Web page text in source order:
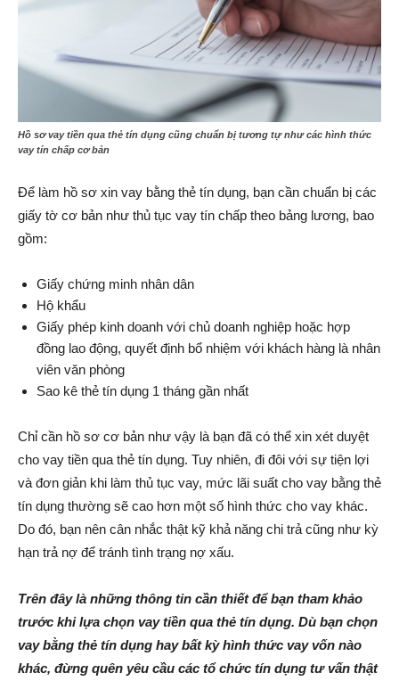
Hồ sơ vay tiền qua thẻ tín dụng cũng chuẩn bị tương tự như các hình thức
vay tín chấp cơ bản
Để làm hồ sơ xin vay bằng thẻ tín dụng, bạn cần chuẩn bị các
giấy tờ cơ bản như thủ tục vay tín chấp theo bảng lương, bao
gồm:
Giấy chứng minh nhân dân
Hộ khẩu
Giấy phép kinh doanh với chủ doanh nghiệp hoặc hợp
đồng lao động, quyết định bổ nhiệm với khách hàng là nhân
viên văn phòng
Sao kê thẻ tín dụng 1 tháng gần nhất
Chỉ cần hồ sơ cơ bản như vậy là bạn đã có thể xin xét duyệt
cho vay tiền qua thẻ tín dụng. Tuy nhiên, đi đôi với sự tiện lợi
và đơn giản khi làm thủ tục vay, mức lãi suất cho vay bằng thẻ
tín dụng thường sẽ cao hơn một số hình thức cho vay khác.
Do đó, bạn nên cân nhắc thật kỹ khả năng chi trả cũng như kỳ
hạn trả nợ để tránh tình trạng nợ xấu.
Trên đây là những thông tin cần thiết để bạn tham khảo
trước khi lựa chọn vay tiền qua thẻ tín dụng. Dù bạn chọn
vay bằng thẻ tín dụng hay bất kỳ hình thức vay vốn nào
khác, đừng quên yêu cầu các tổ chức tín dụng tư vấn thật